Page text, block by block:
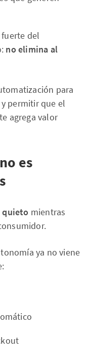
del
no elimina al
para
permitir que el
agrega valor
es
quieto mientras
ya no viene